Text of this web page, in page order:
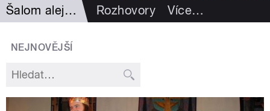
Šalom alejchem Rozhovory Více…
NEJNOVĚJŠÍ